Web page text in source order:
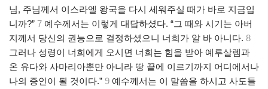
님, 주님께서 이스라엘 왕국을 다시 세워주실 때가 바로 지금입
니까?” 7 예수께서는 이렇게 대답하셨다. “그 때와 시기는 아버
지께서 당신의 권능으로 결정하셨으니 너희가 알 바 아니다. 8
그러나 성령이 너희에게 오시면 너희는 힘을 받아 예루살렘과
온 유다와 사마리아뿐만 아니라 땅 끝에 이르기까지 어디에서나
나의 증인이 될 것이다.” 9 예수께서는 이 말씀을 하시고 사도들